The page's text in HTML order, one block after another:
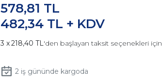
482,34 TL + KDV
578,81 TL
218,40 TL'den başlayan taksit seçenekleri için
2iş gününde kargoda